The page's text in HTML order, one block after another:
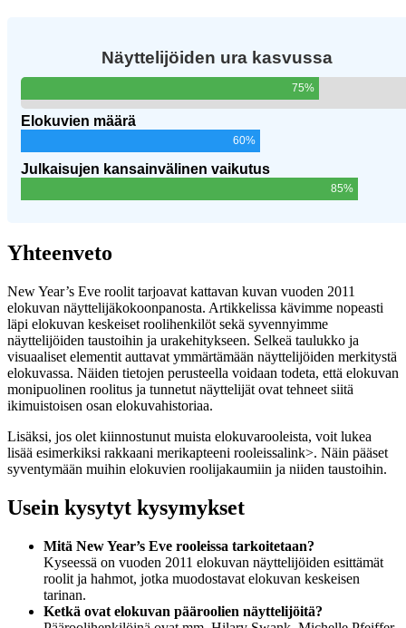
Näyttelijöiden ura kasvussa
75%
Elokuvien määrä
60%
Julkaisujen kansainvälinen vaikutus
85%
Yhteenveto
New Year’s Eve roolit tarjoavat kattavan kuvan vuoden 2011
elokuvan näyttelijäkokoonpanosta. Artikkelissa kävimme nopeasti
läpi elokuvan keskeiset roolihenkilöt sekä syvennyimme
näyttelijöiden taustoihin ja urakehitykseen. Selkeä taulukko ja
visuaaliset elementit auttavat ymmärtämään näyttelijöiden merkitystä
elokuvassa. Näiden tietojen perusteella voidaan todeta, että elokuvan
monipuolinen roolitus ja tunnetut näyttelijät ovat tehneet siitä
ikimuistoisen osan elokuvahistoriaa.
Lisäksi, jos olet kiinnostunut muista elokuvarooleista, voit lukea
lisää esimerkiksi rakkaani merikapteeni rooleissalink>. Näin pääset
syventymään muihin elokuvien roolijakaumiin ja niiden taustoihin.
Usein kysytyt kysymykset
Mitä New Year’s Eve rooleissa tarkoitetaan?
Kyseessä on vuoden 2011 elokuvan näyttelijöiden esittämät
roolit ja hahmot, jotka muodostavat elokuvan keskeisen
tarinan.
Ketkä ovat elokuvan pääroolien näyttelijöitä?